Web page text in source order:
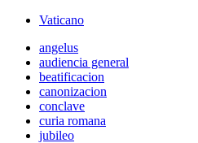
Vaticano
angelus
audiencia general
beatificacion
canonizacion
conclave
curia romana
jubileo